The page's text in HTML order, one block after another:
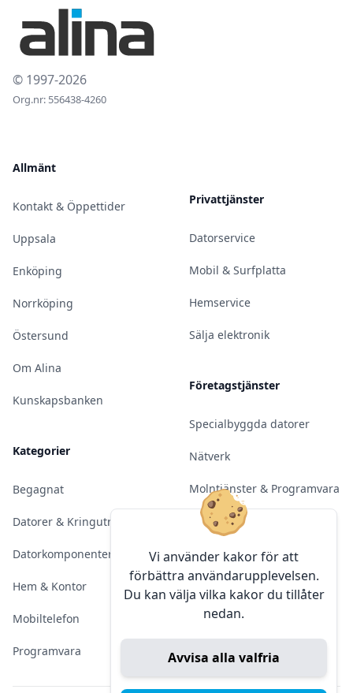
Vi använder kakor för att
förbättra användarupplevelsen.
Du kan välja vilka kakor du tillåter
nedan.
Avvisa alla valfria
© 1997-2026
Org.nr: 556438-4260
Allmänt
Kontakt & Öppettider
Uppsala
Enköping
Norrköping
Östersund
Om Alina
Kunskapsbanken
Kategorier
Begagnat
Datorer & Kringutrustning
Datorkomponenter
Hem & Kontor
Mobiltelefon
Programvara
Privattjänster
Datorservice
Mobil & Surfplatta
Hemservice
Sälja elektronik
Företagstjänster
Specialbyggda datorer
Nätverk
Molntjänster & Programvara
Server & Backup
Kameraövervakning
Konferens & Public Display
Sälja elektronik